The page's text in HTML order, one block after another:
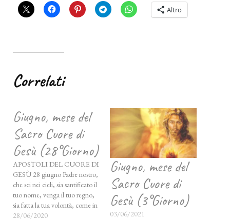
Altro
Correlati
Giugno, mese del
Sacro Cuore di
Gesù (28°Giorno)
APOSTOLI DEL CUORE DI
GESÙ 28 giugno Padre nostro,
che sei nei cieli, sia santificato il
tuo nome, venga il tuo regno,
sia fatta la tua volontà, come in
cielo così in terra. Dacci oggi il
28/06/2020
Giugno, mese del
Sacro Cuore di
Gesù (3°Giorno)
03/06/2021